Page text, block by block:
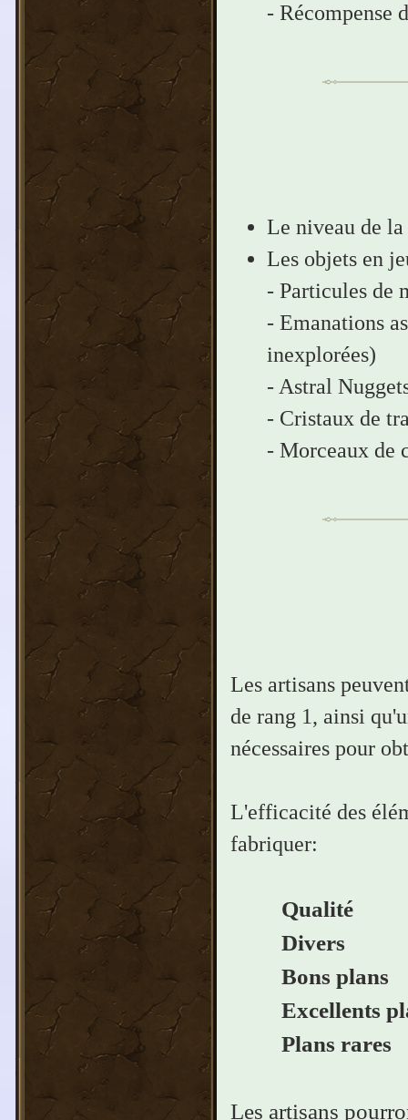
- Récompense
Le niveau de la
Les objets en
- Particules de
- Emanations
inexplorées)
- Astral
- Cristaux de
- Morceaux de
Les artisans
de rang 1, ainsi
nécessaires pour
L'efficacité des
fabriquer:
Qualité
Divers
Bons plans
Excellents
Plans rares
Les artisans